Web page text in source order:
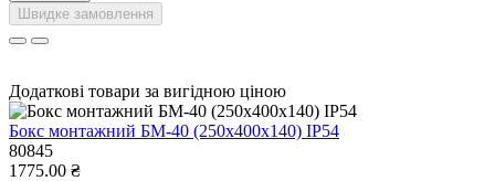
Швидке замовлення
Додаткові товари за вигідною ціною
Бокс монтажний БМ-40 (250х400х140) IP54
80845
1775.00 ₴